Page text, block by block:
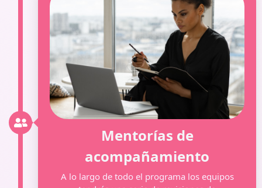
Mentorías de
acompañamiento
A lo largo de todo el programa los equipos